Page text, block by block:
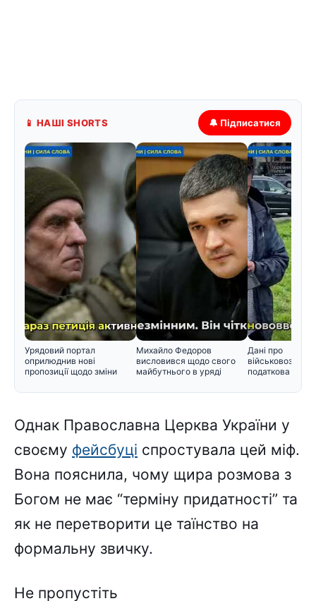
📱 НАШІ SHORTS 🔔 Підписатися
Урядовий портал
оприлюднив нові
пропозиції щодо зміни
Михайло Федоров
висловився щодо свого
майбутнього в уряді
Дані про
податкова
Однак Православна Церква України у
своєму фейсбуці спростувала цей міф.
Вона пояснила, чому щира розмова з
Богом не має “терміну придатності” та
як не перетворити це таїнство на
формальну звичку.
Не пропустіть